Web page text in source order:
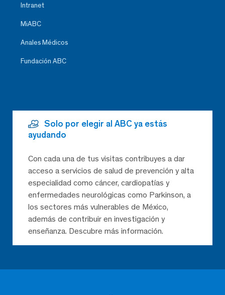
Intranet
MiABC
Anales Médicos
Fundación ABC
Solo por elegir al ABC ya estás
ayudando
Con cada una de tus visitas contribuyes a dar
acceso a servicios de salud de prevención y alta
especialidad como cáncer, cardiopatías y
enfermedades neurológicas como Parkinson, a
los sectores más vulnerables de México,
además de contribuir en investigación y
enseñanza. Descubre más información.